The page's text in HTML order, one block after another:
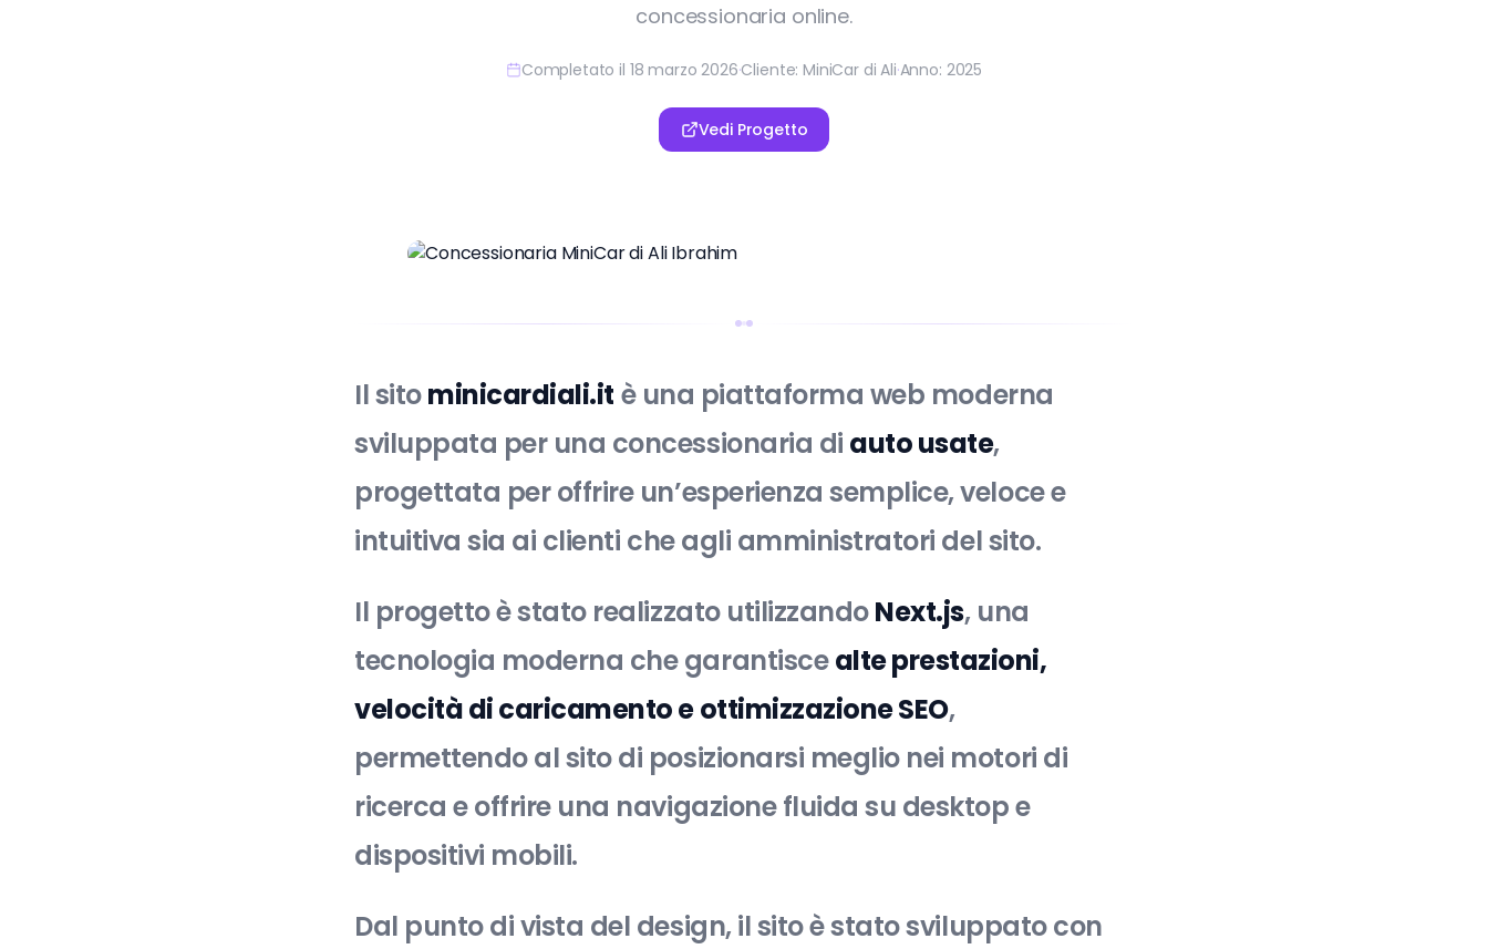
concessionaria online.
Completato il 18 marzo 2026·Cliente: MiniCar di Ali·Anno: 2025
Vedi Progetto
Il sitominicardiali.it è una piattaforma web moderna
sviluppata per una concessionaria di auto usate,
progettata per offrire un’esperienza semplice, veloce e
intuitiva sia ai clienti che agli amministratori del sito.
Il progetto è stato realizzato utilizzandoNext.js, una
tecnologia moderna che garantiscealte prestazioni,
velocità di caricamento e ottimizzazione SEO,
permettendo al sito di posizionarsi meglio nei motori di
ricerca e offrire una navigazione fluida su desktop e
dispositivi mobili.
Dal punto di vista del design, il sito è stato sviluppato con